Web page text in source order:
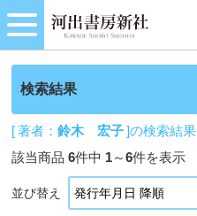
検索結果
[ 著者：鈴木 宏子]の検索結果
該当商品6件中 1～6件を表示
並び替え